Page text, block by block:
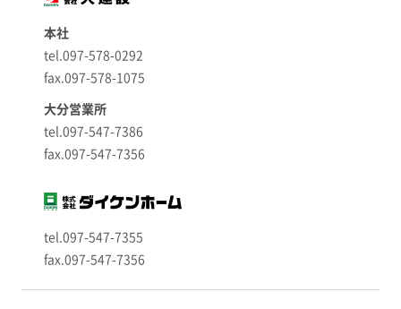
本社
tel.097-578-0292
fax.097-578-1075
大分営業所
tel.097-547-7386
fax.097-547-7356
tel.097-547-7355
fax.097-547-7356